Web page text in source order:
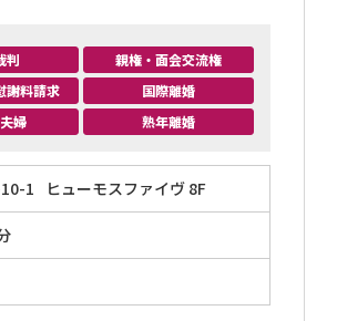
判
親権・面会交流権
謝料請求
国際離婚
婦 熟年離婚
1 ヒューモスファイヴ 8F